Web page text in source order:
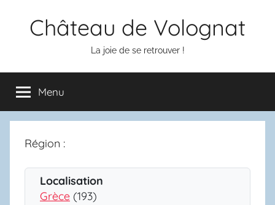
Château de Volognat
La joie de se retrouver !
Menu
Région :
Localisation
Grèce (193)